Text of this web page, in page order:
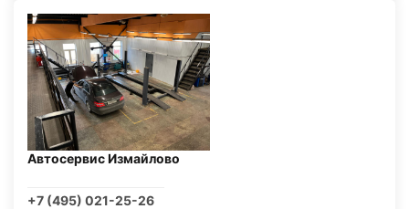
Автосервис Измайлово
+7 (495) 021-25-26